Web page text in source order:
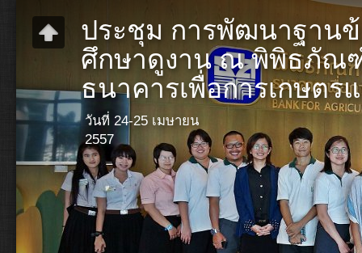
ประชุม การพัฒนาฐาน
ศึกษาดูงาน ณ พิพิธภัณ
ธนาคารเพื่อการเกษต
วันที่ 24-25 เมษายน
2557